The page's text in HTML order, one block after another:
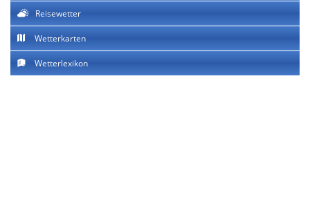
Reisewetter
Wetterkarten
Wetterlexikon